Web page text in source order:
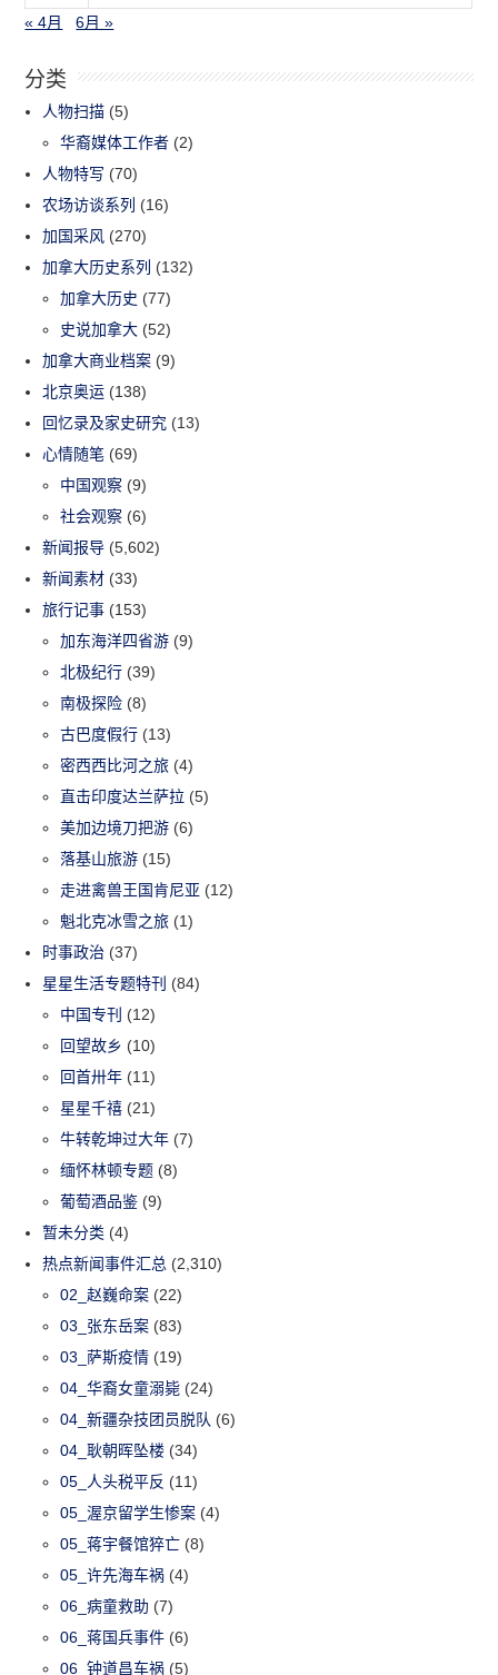
« 4月
6月 »
分类
人物扫描 (5)
华裔媒体工作者 (2)
人物特写 (70)
农场访谈系列 (16)
加国采风 (270)
加拿大历史系列 (132)
加拿大历史 (77)
史说加拿大 (52)
加拿大商业档案 (9)
北京奥运 (138)
回忆录及家史研究 (13)
心情随笔 (69)
中国观察 (9)
社会观察 (6)
新闻报导 (5,602)
新闻素材 (33)
旅行记事 (153)
加东海洋四省游 (9)
北极纪行 (39)
南极探险 (8)
古巴度假行 (13)
密西西比河之旅 (4)
直击印度达兰萨拉 (5)
美加边境刀把游 (6)
落基山旅游 (15)
走进禽兽王国肯尼亚 (12)
魁北克冰雪之旅 (1)
时事政治 (37)
星星生活专题特刊 (84)
中国专刊 (12)
回望故乡 (10)
回首卅年 (11)
星星千禧 (21)
牛转乾坤过大年 (7)
缅怀林顿专题 (8)
葡萄酒品鉴 (9)
暂未分类 (4)
热点新闻事件汇总 (2,310)
02_赵巍命案 (22)
03_张东岳案 (83)
03_萨斯疫情 (19)
04_华裔女童溺毙 (24)
04_新疆杂技团员脱队 (6)
04_耿朝晖坠楼 (34)
05_人头税平反 (11)
05_渥京留学生惨案 (4)
05_蒋宇餐馆猝亡 (8)
05_许先海车祸 (4)
06_病童救助 (7)
06_蒋国兵事件 (6)
06_钟道昌车祸 (5)